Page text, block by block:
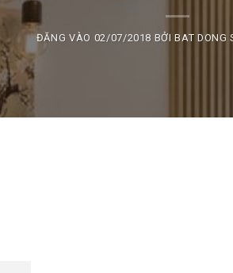
ĐĂNG VÀO 02/07/2018 BỞIBAT DONG